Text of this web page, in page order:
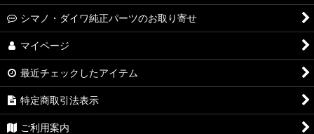
シマノ・ダイワ純正パーツのお取り寄せ
マイページ
最近チェックしたアイテム
特定商取引法表示
ご利用案内